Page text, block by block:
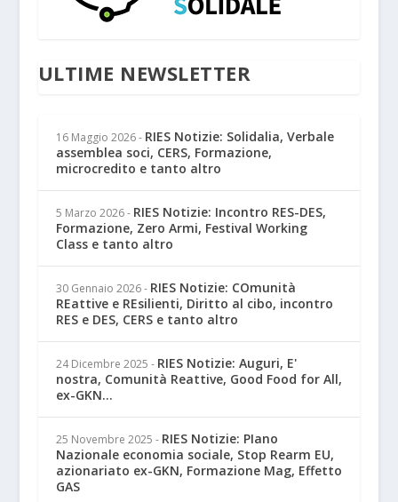
ULTIME NEWSLETTER
16 Maggio 2026 - RIES Notizie: Solidalia, Verbale
assemblea soci, CERS, Formazione,
microcredito e tanto altro
5 Marzo 2026 - RIES Notizie: Incontro RES-DES,
Formazione, Zero Armi, Festival Working
Class e tanto altro
30 Gennaio 2026 - RIES Notizie: COmunità
REattive e REsilienti, Diritto al cibo, incontro
RES e DES, CERS e tanto altro
24 Dicembre 2025 - RIES Notizie: Auguri, E'
nostra, Comunità Reattive, Good Food for All,
ex-GKN...
25 Novembre 2025 - RIES Notizie: PIano
Nazionale economia sociale, Stop Rearm EU,
azionariato ex-GKN, Formazione Mag, Effetto
GAS